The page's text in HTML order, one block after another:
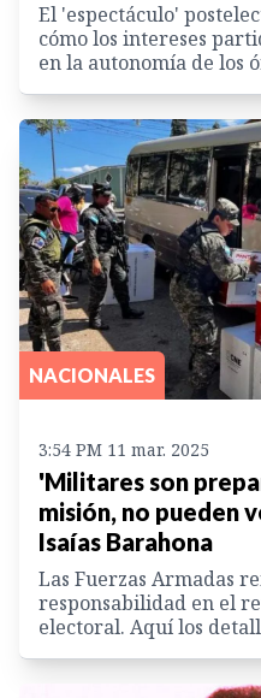
El 'espectáculo'
cómo los intereses
en la autonomía de los
NACIONALES
3:54 PM 11 mar. 2025
'Militares son
misión, no pueden
Isaías Barahona
Las Fuerzas Armadas
responsabilidad en el
electoral. Aquí los